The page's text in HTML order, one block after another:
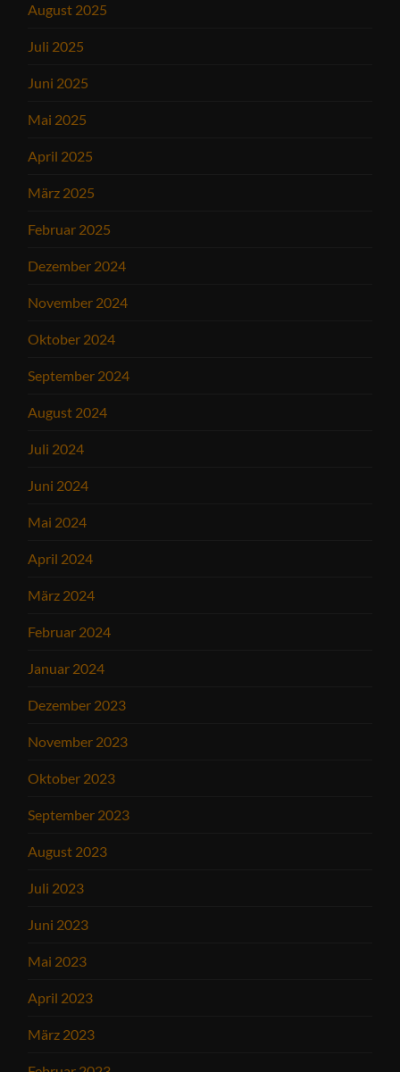
August 2025
Juli 2025
Juni 2025
Mai 2025
April 2025
März 2025
Februar 2025
Dezember 2024
November 2024
Oktober 2024
September 2024
August 2024
Juli 2024
Juni 2024
Mai 2024
April 2024
März 2024
Februar 2024
Januar 2024
Dezember 2023
November 2023
Oktober 2023
September 2023
August 2023
Juli 2023
Juni 2023
Mai 2023
April 2023
März 2023